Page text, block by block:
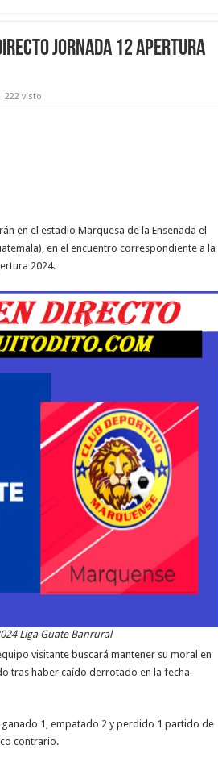
Jornada 12 Apertura
222 visto
en el estadio Marquesa de la Ensenada el
en el encuentro correspondiente a la
2024.
Liga Guate Banrural
visitante buscará mantener su moral en
tras haber caído derrotado en la fecha
ganado 1, empatado 2 y perdido 1 partido de
contrario.